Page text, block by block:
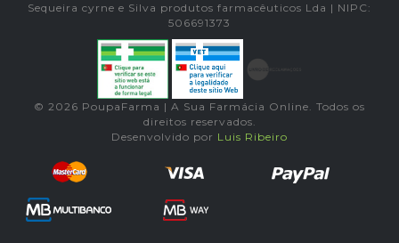
Sequeira cyrne e Silva produtos farmacêuticos Lda | NIPC:
506691373
© 2026 PoupaFarma | A Sua Farmácia Online. Todos os
direitos reservados.
Desenvolvido por Luis Ribeiro